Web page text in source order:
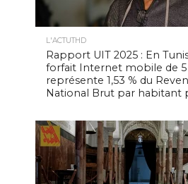
L'ACTUTHD
Rapport UIT 2025 : En
forfait Internet mobile de 5
représente 1,53 % du
National Brut par habitant